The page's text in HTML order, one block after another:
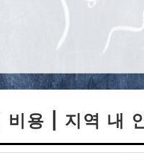
비용 | 지역 내